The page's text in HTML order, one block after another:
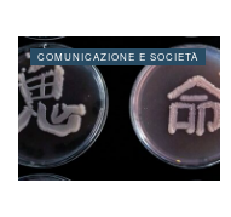
COMUNICAZIONE E SOCIETÀ